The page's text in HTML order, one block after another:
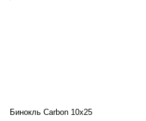
Бинокль Carbon 10x25